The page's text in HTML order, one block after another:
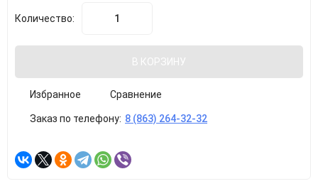
Количество:
В КОРЗИНУ
Избранное Сравнение
Заказ по телефону: 8 (863) 264-32-32